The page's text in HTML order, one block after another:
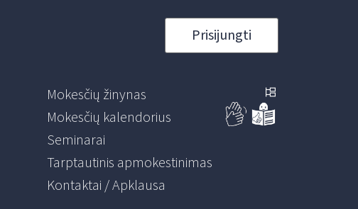
Prisijungti
Mokesčių žinynas
Mokesčių kalendorius
Seminarai
Tarptautinis apmokestinimas
Kontaktai / Apklausa